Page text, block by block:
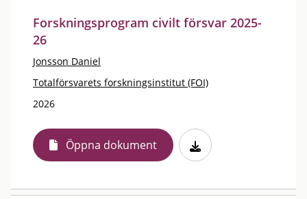
Forskningsprogram civilt försvar 2025-
26
Jonsson Daniel
Totalförsvarets forskningsinstitut (FOI)
2026
Öppna dokument